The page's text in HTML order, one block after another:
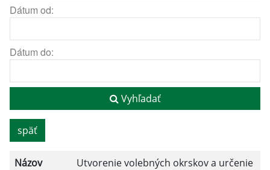
Dátum od:
Dátum do:
Vyhľadať
späť
Názov
Utvorenie volebných okrskov a určenie